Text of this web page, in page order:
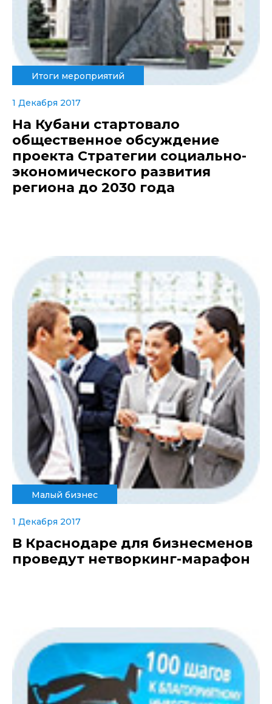
Итоги мероприятий
1 Декабря 2017
На Кубани стартовало
общественное обсуждение
проекта Стратегии социально-
экономического развития
региона до 2030 года
Малый бизнес
1 Декабря 2017
В Краснодаре для бизнесменов
проведут нетворкинг-марафон